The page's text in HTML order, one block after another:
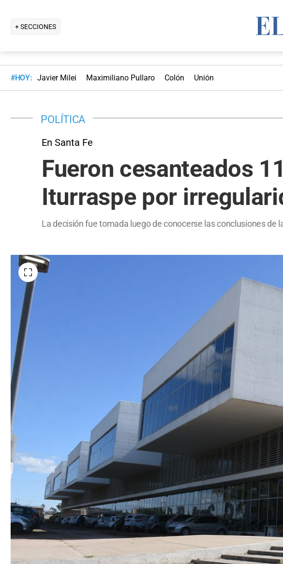
+ SECCIONES
#HOY: Javier Milei Maximiliano Pullaro Colón Unión
POLÍTICA
En Santa Fe
Fueron cesanteados
Iturraspe por
La decisión fue tomada luego de conocerse las conclusiones de